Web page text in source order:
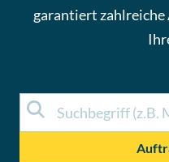
garantiert zahlreiche